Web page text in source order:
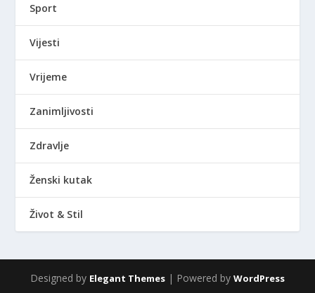
Sport
Vijesti
Vrijeme
Zanimljivosti
Zdravlje
Ženski kutak
Život & Stil
Designed by Elegant Themes | Powered by WordPress